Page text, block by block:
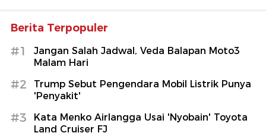
Berita Terpopuler
#1
Jangan Salah Jadwal, Veda Balapan Moto3
Malam Hari
#2
Trump Sebut Pengendara Mobil Listrik Punya
'Penyakit'
#3
Kata Menko Airlangga Usai 'Nyobain' Toyota
Land Cruiser FJ